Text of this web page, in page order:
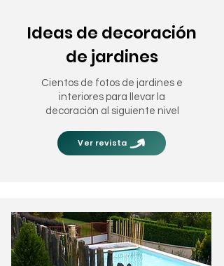
Ideas de decoración
de jardines
Cientos de fotos de jardines e
interiores para llevar la
decoración al siguiente nivel
Ver revista